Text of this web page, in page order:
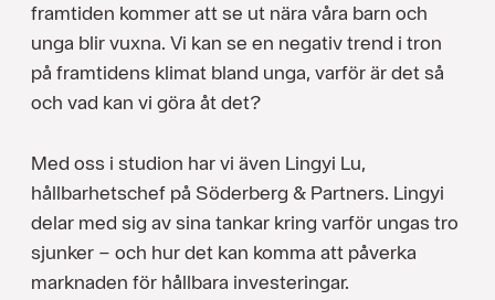
framtiden kommer att se ut nära våra barn och
unga blir vuxna. Vi kan se en negativ trend i tron
på framtidens klimat bland unga, varför är det så
och vad kan vi göra åt det?
Med oss i studion har vi även Lingyi Lu,
hållbarhetschef på Söderberg & Partners. Lingyi
delar med sig av sina tankar kring varför ungas tro
sjunker – och hur det kan komma att påverka
marknaden för hållbara investeringar.